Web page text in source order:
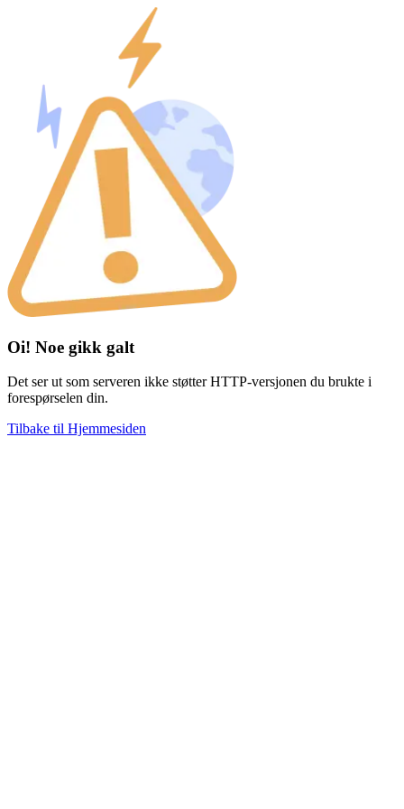
Oi! Noe gikk galt
Det ser ut som serveren ikke støtter HTTP-versjonen du brukte i
forespørselen din.
Tilbake til Hjemmesiden